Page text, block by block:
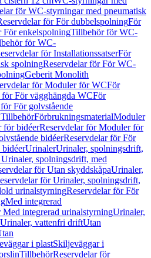
för WC-styrningar med pneumatisk
för För dubbelspolningFör
För enkelspolningTillbehör för WC-
för WC-
för InstallationssatserFör
spolningReservdelar för För WC-
Geberit Monolith
för Moduler för WCFör
för För vägghängda WCFör
För golvstående
FörbrukningsmaterialModuler
för bidéerReservdelar för Moduler för
bidéerReservdelar för För
bidéerUrinalerUrinaler, spolningsdrift,
spolningsdrift, med
för Utan skyddskåpaUrinaler,
för Urinaler, spolningsdrift,
urinalstyrningReservdelar för För
Med integrerad
Med integrerad urinalstyrningUrinaler,
vattenfri driftUtan
i plastSkiljeväggar i
TillbehörReservdelar för